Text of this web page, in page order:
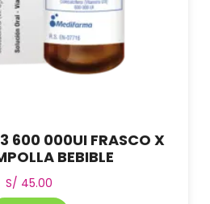
600 000UI FRASCO X
BEBIBLE
S/ 45.00